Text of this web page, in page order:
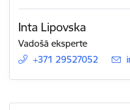
Inta Lipovska
Vadošā eksperte
+371 29527052